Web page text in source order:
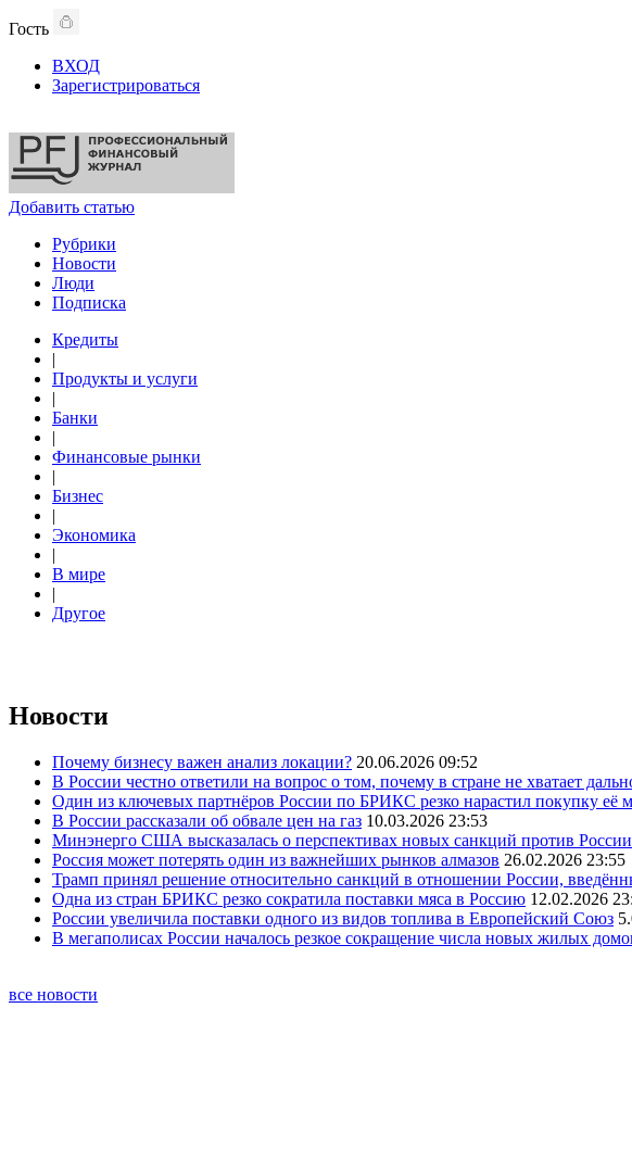
Гость
ВХОД
Зарегистрироваться
Добавить статью
Рубрики
Новости
Люди
Подписка
Кредиты
|
Продукты и услуги
|
Банки
|
Финансовые рынки
|
Бизнес
|
Экономика
|
В мире
|
Другое
Новости
Почему бизнесу важен анализ локации? 20.06.2026 09:52
В России честно ответили на вопрос о том, почему в стране не хватает
Один из ключевых партнёров России по БРИКС резко нарастил покупку её
В России рассказали об обвале цен на газ 10.03.2026 23:53
Минэнерго США высказалась о перспективах новых санкций против России
Россия может потерять один из важнейших рынков алмазов 26.02.2026 23:55
Трамп принял решение относительно санкций в отношении России,
Одна из стран БРИКС резко сократила поставки мяса в Россию 12.02.2026
России увеличила поставки одного из видов топлива в Европейский Союз
В мегаполисах России началось резкое сокращение числа новых жилых
все новости